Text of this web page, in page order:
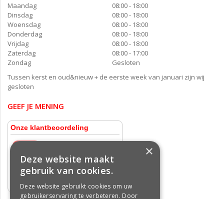
Maandag
08:00 - 18:00
Dinsdag
08:00 - 18:00
Woensdag
08:00 - 18:00
Donderdag
08:00 - 18:00
Vrijdag
08:00 - 18:00
Zaterdag
08:00 - 17:00
Zondag
Gesloten
Tussen kerst en oud&nieuw + de eerste week van januari zijn wij
gesloten
GEEF JE MENING
×
Deze website maakt
gebruik van cookies.
Deze website gebruikt cookies om uw
gebruikerservaring te verbeteren. Door